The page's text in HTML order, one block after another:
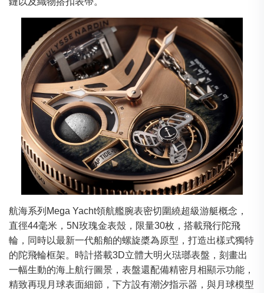
航海系列Mega Yacht領航艦腕表密切圍繞超級游艇概念，
直徑44毫米，5N玫瑰金表殼，限量30枚，搭載飛行陀飛
輪，同時以最新一代船舶的螺旋槳為原型，打造出樣式獨特
的陀飛輪框架。時計搭載3D立體大明火琺瑯表盤，刻畫出
一幅生動的海上航行圖景，表盤還配備精密月相顯示功能，
精致再現月球表面細節，下方設有潮汐指示器，與月球模型